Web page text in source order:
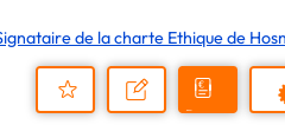
de la charte Ethique de
Nous
Demander